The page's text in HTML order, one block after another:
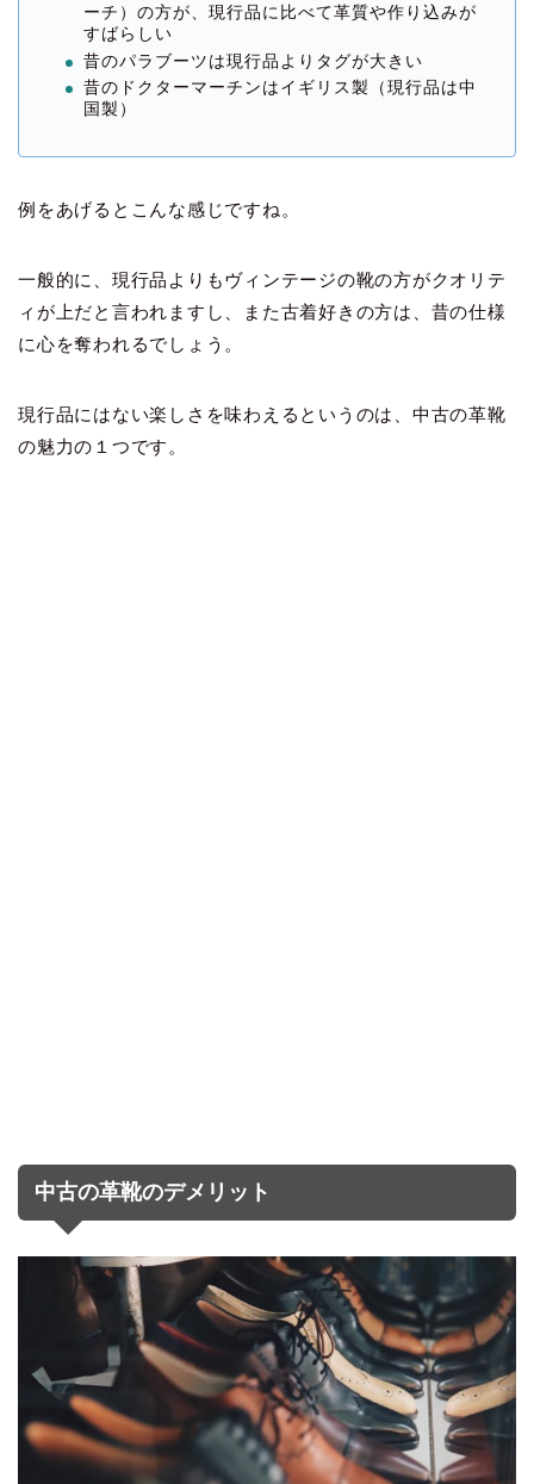
ーチ）の方が、現行品に比べて革質や作り込みが
すばらしい
昔のパラブーツは現行品よりタグが大きい
昔のドクターマーチンはイギリス製（現行品は中
国製）
例をあげるとこんな感じですね。
一般的に、現行品よりもヴィンテージの靴の方がクオリテ
ィが上だと言われますし、また古着好きの方は、昔の仕様
に心を奪われるでしょう。
現行品にはない楽しさを味わえるというのは、中古の革靴
の魅力の１つです。
中古の革靴のデメリット